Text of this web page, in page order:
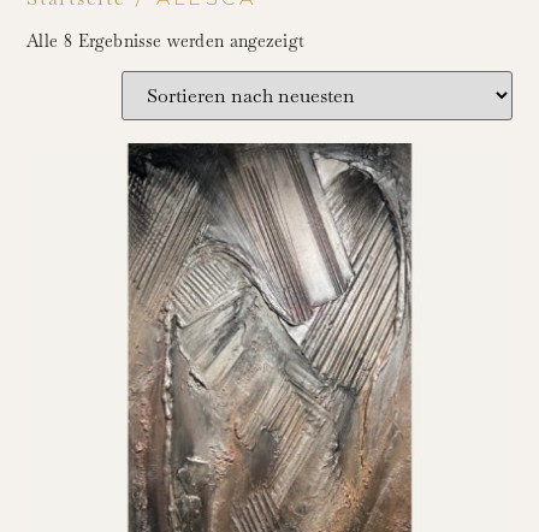
Alle 8 Ergebnisse werden angezeigt